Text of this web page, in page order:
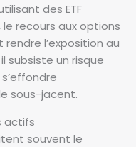
des ETF
le recours aux options
l’exposition au
subsiste un risque
sous-jacent.
actifs
souvent le